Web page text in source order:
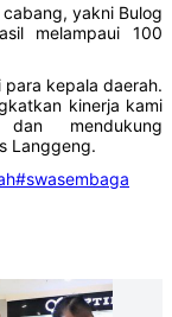
yakni Bulog
melampaui 100
kepala daerah.
kinerja kami
mendukung
Langgeng.
#swasembaga